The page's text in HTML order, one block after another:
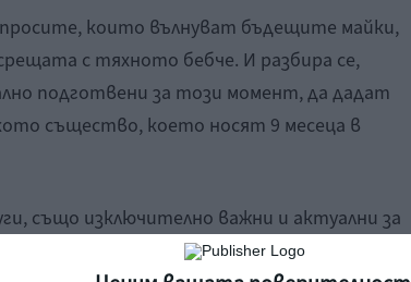
които вълнуват бъдещите майки,
с тяхното бебче. И разбира се,
подготвени за този момент, да дадат
същество, което носят 9 месеца в
също изключително важни и актуални за
истинска звезда в тази област: Олга